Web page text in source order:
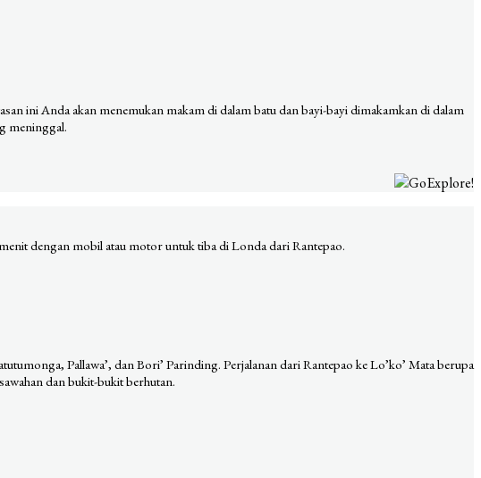
ini Anda akan menemukan makam di dalam batu dan bayi-bayi dimakamkan di dalam
meninggal.
dengan mobil atau motor untuk tiba di Londa dari Rantepao.
Pallawa’, dan Bori’ Parinding. Perjalanan dari Rantepao ke Lo’ko’ Mata berupa
dan bukit-bukit berhutan.